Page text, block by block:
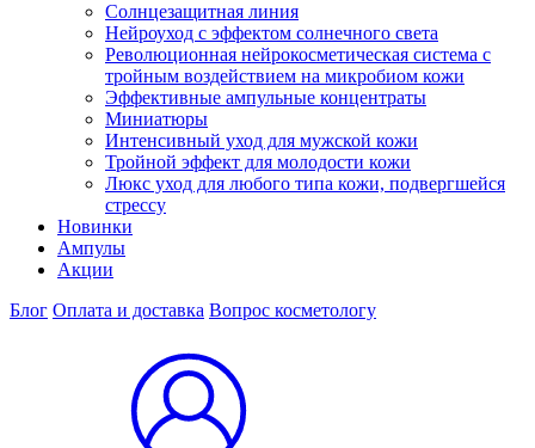
Солнцезащитная линия
Нейроуход с эффектом солнечного света
Революционная нейрокосметическая система с
тройным воздействием на микробиом кожи
Эффективные ампульные концентраты
Миниатюры
Интенсивный уход для мужской кожи
Тройной эффект для молодости кожи
Люкс уход для любого типа кожи, подвергшейся
стрессу
Новинки
Ампулы
Акции
Блог Оплата и доставка Вопрос косметологу